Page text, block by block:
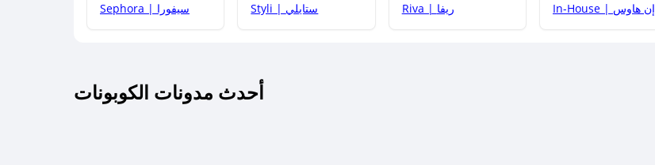
Sephora | سيفورا Styli | ستايلي Riva | ريفا In-House | إن هاوس
أحدث مدونات الكوبونات